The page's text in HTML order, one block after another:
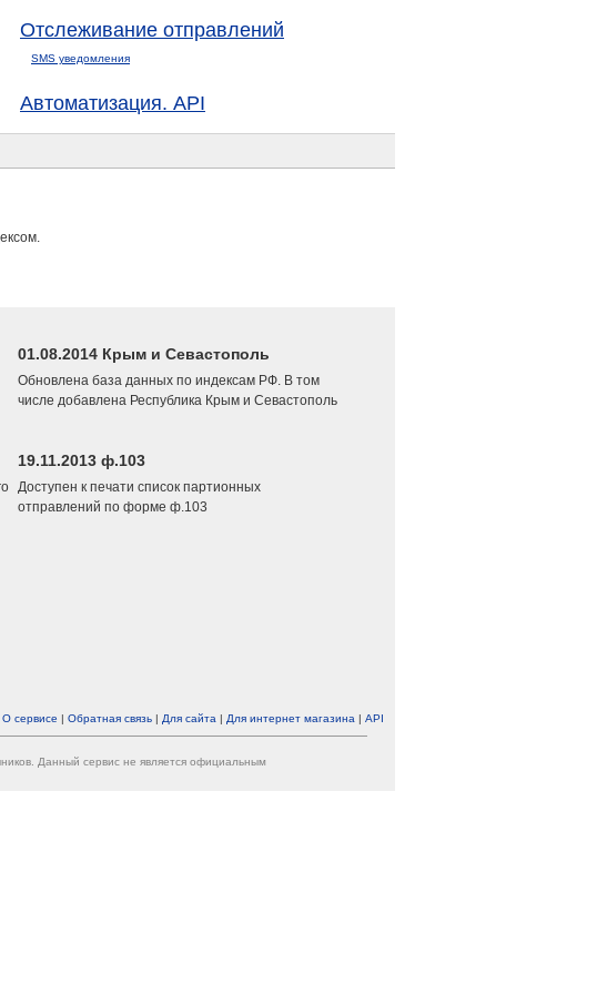
Отслеживание отправлений
SMS уведомления
Автоматизация. API
01.08.2014 Крым и Севастополь
Обновлена база данных по индексам РФ. В том
числе добавлена Республика Крым и Севастополь
19.11.2013 ф.103
Доступен к печати список партионных
отправлений по форме ф.103
О сервисе | Обратная связь | Для сайта | Для интернет магазина | API
Данный сервис не является официальным